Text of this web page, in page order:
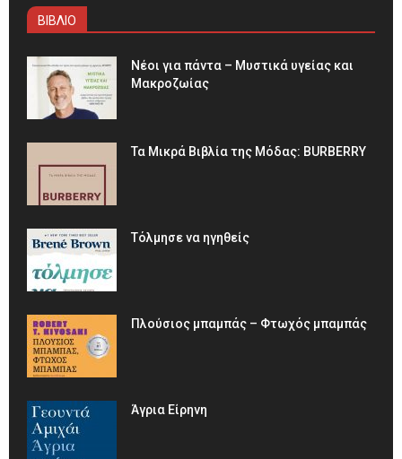
ΒΙΒΛΙΟ
Νέοι για πάντα – Μυστικά υγείας και
Μακροζωίας
Τα Μικρά Βιβλία της Μόδας: BURBERRY
Τόλμησε να ηγηθείς
Πλούσιος μπαμπάς – Φτωχός μπαμπάς
Άγρια Είρηνη